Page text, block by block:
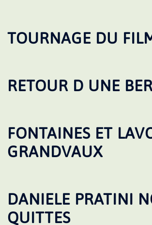
TOURNAGE DU
RETOUR D UNE
FONTAINES ET
GRANDVAUX
DANIELE PRATINI
QUITTES